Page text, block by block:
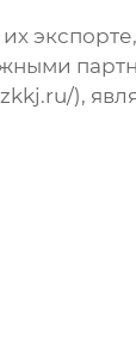
экспорте,
),